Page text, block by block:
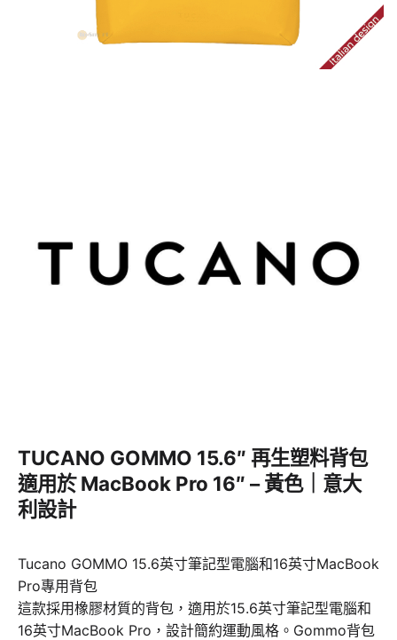
TUCANO GOMMO 15.6″ 再生塑料背包
適用於 MacBook Pro 16″ – 黃色｜意大
利設計
Tucano GOMMO 15.6英寸筆記型電腦和16英寸MacBook
Pro專用背包
這款採用橡膠材質的背包，適用於15.6英寸筆記型電腦和
16英寸MacBook Pro，設計簡約運動風格。Gommo背包